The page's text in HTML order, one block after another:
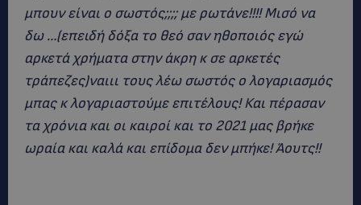
μπουν είναι ο σωστός;;;; με ρωτάνε!!!! Μισό να
δω …(επειδή δόξα το θεό σαν ηθοποιός εγώ
αρκετά χρήματα στην άκρη κ σε αρκετές
τράπεζες)ναιιι τους λέω σωστός ο λογαριασμός
μπας κ λογαριαστούμε επιτέλους! Και πέρασαν
τα χρόνια και οι καιροί και το 2021 μας βρήκε
ωραία και καλά και επίδομα δεν μπήκε! Άουτς!!